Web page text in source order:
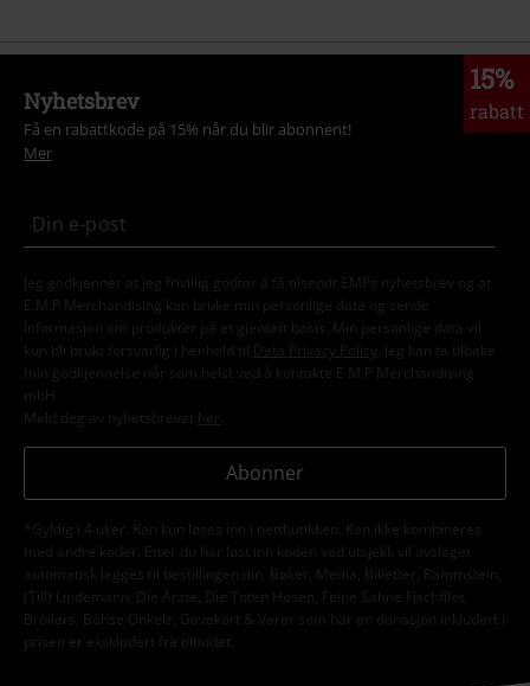
15%
rabatt
Nyhetsbrev
Få en rabattkode på 15% når du blir abonnent!
Mer
Jeg godkjenner at jeg frivillig godtar å få tilsendt EMPs nyhetsbrev og at
E.M.P Merchandising kan bruke min personlige data og sende
informasjon om produkter på et gjentatt basis. Min personlige data vil
kun bli brukt forsvarlig i henhold til
Data Privacy Policy
. Jeg kan ta tilbake
min godkjennelse når som helst ved å kontakte E.M.P Merchandising
mbH
Meld deg av nyhetsbrevet her
Abonner
*Gyldig i 4 uker. Kan kun løses inn i nettbutikken. Kan ikke kombineres
med andre koder. Etter du har løst inn koden ved utsjekk vil avslaget
automatisk legges til bestillingen din. Bøker, Media, Billetter, Rammstein,
(Till) Lindemann, Die Ärzte, Die Toten Hosen, Feine Sahne Fischfilet,
Broilers, Böhse Onkelz, Gavekort & Varer som har en donasjon inkludert i
prisen er ekskludert fra tilbudet.